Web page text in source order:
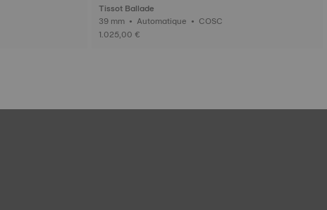
Tissot Ballade
39 mm • Automatique • COSC
1.025,00 €